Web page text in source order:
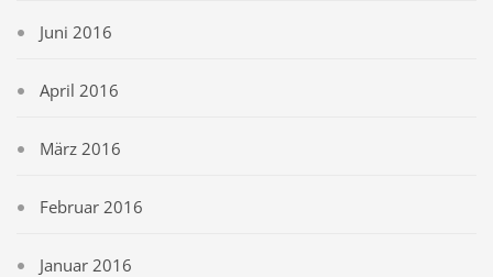
Juni 2016
April 2016
März 2016
Februar 2016
Januar 2016